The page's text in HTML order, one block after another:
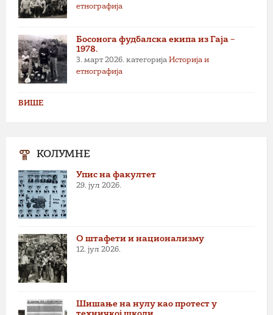
етнографија
Босонога фудбалска екипа из Гаја –
1978.
3. март 2026. категорија Историја и
етнографија
ВИШЕ
КОЛУМНЕ
Упис на факултет
29. јул 2026.
О штафети и национализму
12. јул 2026.
Шишање на нулу као протест у